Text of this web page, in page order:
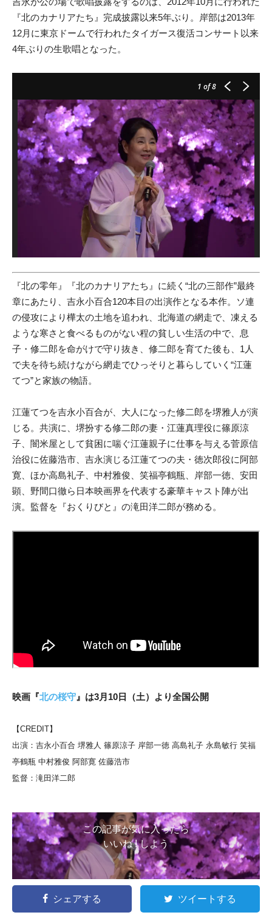
『北のカナリアたち』完成披露以来5年ぶり。岸部は2013年
12月に東京ドームで行われたタイガース復活コンサート以来
4年ぶりの生歌唱となった。
1 of 8
『北の零年』『北のカナリアたち』に続く“北の三部作”最終
章にあたり、吉永小百合120本目の出演作となる本作。ソ連
の侵攻により樺太の土地を追われ、北海道の網走で、凍える
ような寒さと食べるものがない程の貧しい生活の中で、息
子・修二郎を命がけで守り抜き、修二郎を育てた後も、1人
で夫を待ち続けながら網走でひっそりと暮らしていく“江蓮
てつ”と家族の物語。
江蓮てつを吉永小百合が、大人になった修二郎を堺雅人が演
じる。共演に、堺扮する修二郎の妻・江蓮真理役に篠原涼
子、闇米屋として貧困に喘ぐ江蓮親子に仕事を与える菅原信
治役に佐藤浩市、吉永演じる江蓮てつの夫・徳次郎役に阿部
寛、ほか高島礼子、中村雅俊、笑福亭鶴瓶、岸部一徳、安田
顕、野間口徹ら日本映画界を代表する豪華キャスト陣が出
演。監督を『おくりびと』の滝田洋二郎が務める。
映画『北の桜守 』は3月10日（土）より全国公開
【CREDIT】
出演：吉永小百合 堺雅人 篠原涼子 岸部一徳 高島礼子 永島敏行 笑福
亭鶴瓶 中村雅俊 阿部寛 佐藤浩市
監督：滝田洋二郎
この記事が気に入ったら
いいね ! しよう
シェアする ツイートする